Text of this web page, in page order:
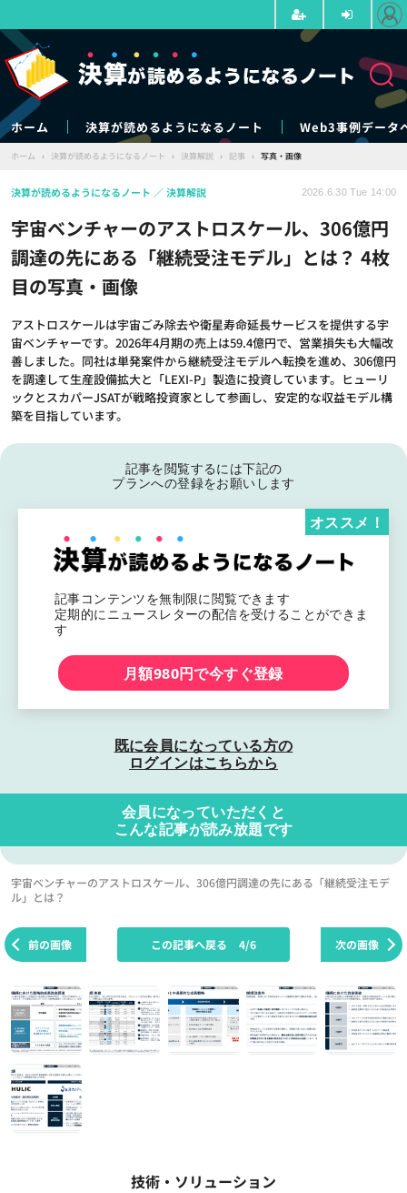
ホーム 決算が読めるようになるノート Web3事例データ
ホーム › 決算が読めるようになるノート › 決算解説 › 記事 › 写真・画像
宇宙ベンチャーのアストロスケール、306億円
調達の先にある「継続受注モデル」とは？ 4枚
目の写真・画像
アストロスケールは宇宙ごみ除去や衛星寿命延長サービスを提供する宇
宙ベンチャーです。2026年4月期の売上は59.4億円で、営業損失も大幅改
善しました。同社は単発案件から継続受注モデルへ転換を進め、306億円
を調達して生産設備拡大と「LEXI-P」製造に投資しています。ヒューリ
ックとスカパーJSATが戦略投資家として参画し、安定的な収益モデル構
築を目指しています。
決算が読めるようになるノート 決算解説 2026.6.30 Tue 14:00
記事を閲覧するには下記の
プランへの登録をお願いします
記事コンテンツを無制限に閲覧できます
定期的にニュースレターの配信を受けることができま
す
オススメ！
月額980円で今すぐ登録
既に会員になっている方の
ログインはこちらから
会員になっていただくと
こんな記事が読み放題です
宇宙ベンチャーのアストロスケール、306億円調達の先にある「継続受注モデ
ル」とは？
前の画像 次の画像
この記事へ戻る 4/6
技術・ソリューション